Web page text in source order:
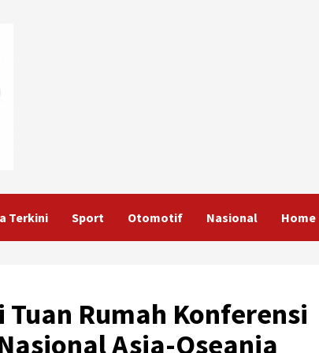
Terkini Sport Otomotif Nasional Home
Rumah Konferensi
Asia-Oseania